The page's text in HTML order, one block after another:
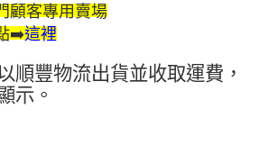
顧客專用賣場
➡️這裡
順豐物流出貨並收取運費，
示。